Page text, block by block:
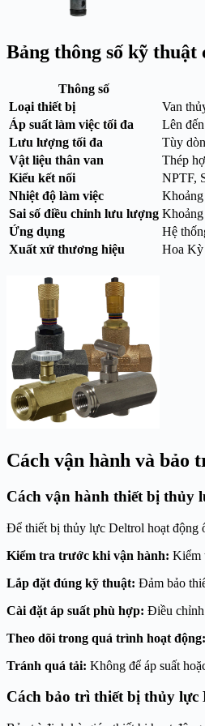
Bảng thông số kỹ
Thông số
Loại thiết bị
Van
Áp suất làm việc tối đa
Lên
Lưu lượng tối đa
Tùy
Vật liệu thân van
Thép
Kiểu kết nối
NPTF,
Nhiệt độ làm việc
Khoảng
Sai số điều chỉnh lưu lượng Khoảng
Ứng dụng
Hệ
Xuất xứ thương hiệu
Hoa
Cách vận hành và
Cách vận hành thiết bị thủy
Để thiết bị thủy lực Deltrol hoạt động
Kiểm tra trước khi vận hành: Kiểm
Lắp đặt đúng kỹ thuật: Đảm bảo
Cài đặt áp suất phù hợp: Điều chỉnh
Theo dõi trong quá trình hoạt động:
Tránh quá tải: Không để áp suất
Cách bảo trì thiết bị thủy lực